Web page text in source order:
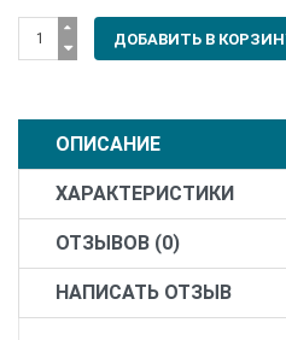
ОПИСАНИЕ
ХАРАКТЕРИСТИКИ
ОТЗЫВОВ (0)
НАПИСАТЬ ОТЗЫВ